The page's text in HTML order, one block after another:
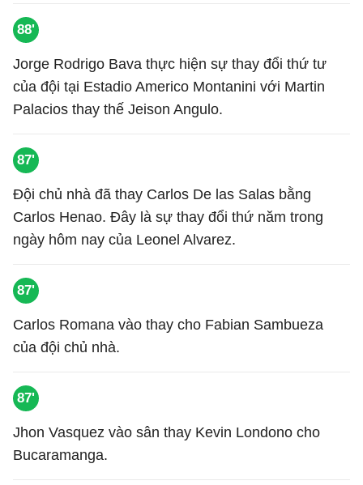
88'
Jorge Rodrigo Bava thực hiện sự thay đổi thứ tư
của đội tại Estadio Americo Montanini với Martin
Palacios thay thế Jeison Angulo.
87'
Đội chủ nhà đã thay Carlos De las Salas bằng
Carlos Henao. Đây là sự thay đổi thứ năm trong
ngày hôm nay của Leonel Alvarez.
87'
Carlos Romana vào thay cho Fabian Sambueza
của đội chủ nhà.
87'
Jhon Vasquez vào sân thay Kevin Londono cho
Bucaramanga.